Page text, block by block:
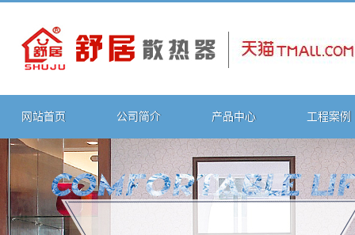
网站首页 公司简介 产品中心 工程案例